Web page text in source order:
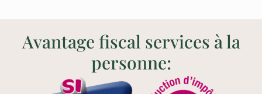
Avantage fiscal services à la
personne: